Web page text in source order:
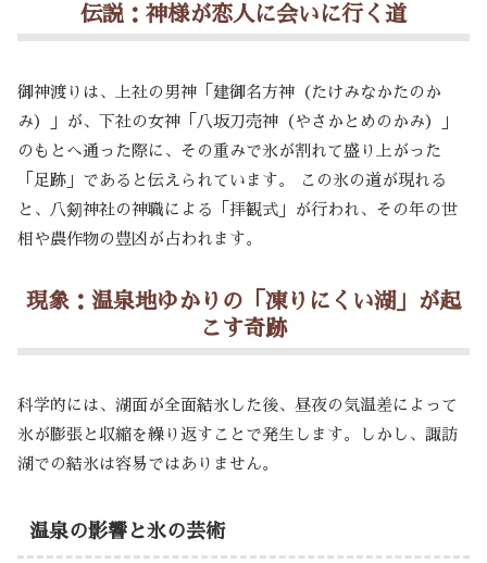
伝説：神様が恋人に会いに行く道
御神渡りは、上社の男神「建御名方神（たけみなかたのか
み）」が、下社の女神「八坂刀売神（やさかとめのかみ）」
のもとへ通った際に、その重みで氷が割れて盛り上がった
「足跡」であると伝えられています。 この氷の道が現れる
と、八剱神社の神職による「拝観式」が行われ、その年の世
相や農作物の豊凶が占われます。
現象：温泉地ゆかりの「凍りにくい湖」が起
こす奇跡
科学的には、湖面が全面結氷した後、昼夜の気温差によって
氷が膨張と収縮を繰り返すことで発生します。しかし、諏訪
湖での結氷は容易ではありません。
温泉の影響と氷の芸術